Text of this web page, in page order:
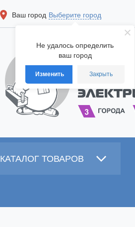
Не удалось определить
ваш город
Изменить Закрыть
Ваш город Выберите город
КАТАЛОГ ТОВАРОВ